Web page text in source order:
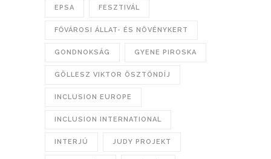
EPSA FESZTIVÁL
FŐVÁROSI ÁLLAT- ÉS NÖVÉNYKERT
GONDNOKSÁG GYENE PIROSKA
GÖLLESZ VIKTOR ÖSZTÖNDÍJ
INCLUSION EUROPE
INCLUSION INTERNATIONAL
INTERJÚ JUDY PROJEKT